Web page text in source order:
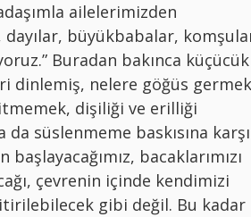
ailelerimizden
büyükbabalar,
Buradan bakınca küçücük
dinlemiş, nelere göğüs germek
dişiliği ve erilliği
süslenmeme baskısına karşı
bacaklarımızı
çevrenin içinde kendimizi
gibi değil. Bu kadar